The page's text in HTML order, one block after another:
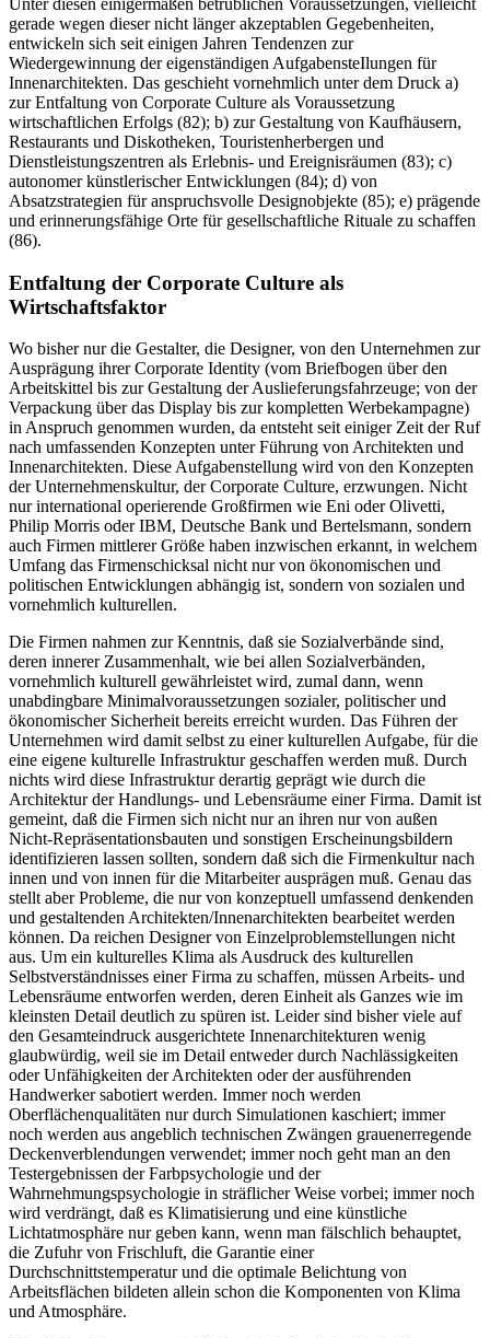
gerade wegen dieser nicht länger akzeptablen Gegebenheiten,
entwickeln sich seit einigen Jahren Tendenzen zur
Wiedergewinnung der eigenständigen AufgabensteIlungen für
Innenarchitekten. Das geschieht vornehmlich unter dem Druck a)
zur Entfaltung von Corporate Culture als Voraussetzung
wirtschaftlichen Erfolgs (82); b) zur Gestaltung von Kaufhäusern,
Restaurants und Diskotheken, Touristenherbergen und
Dienstleistungszentren als Erlebnis- und Ereignisräumen (83); c)
autonomer künstlerischer Entwicklungen (84); d) von
Absatzstrategien für anspruchsvolle Designobjekte (85); e) prägende
und erinnerungsfähige Orte für gesellschaftliche Rituale zu schaffen
(86).
Entfaltung der Corporate Culture als
Wirtschaftsfaktor
Wo bisher nur die Gestalter, die Designer, von den Unternehmen zur
Ausprägung ihrer Corporate Identity (vom Briefbogen über den
Arbeitskittel bis zur Gestaltung der Auslieferungsfahrzeuge; von der
Verpackung über das Display bis zur kompletten Werbekampagne)
in Anspruch genommen wurden, da entsteht seit einiger Zeit der Ruf
nach umfassenden Konzepten unter Führung von Architekten und
Innenarchitekten. Diese Aufgabenstellung wird von den Konzepten
der Unternehmenskultur, der Corporate Culture, erzwungen. Nicht
nur international operierende Großfirmen wie Eni oder Olivetti,
Philip Morris oder IBM, Deutsche Bank und Bertelsmann, sondern
auch Firmen mittlerer Größe haben inzwischen erkannt, in welchem
Umfang das Firmenschicksal nicht nur von ökonomischen und
politischen Entwicklungen abhängig ist, sondern von sozialen und
vornehmlich kulturellen.
Die Firmen nahmen zur Kenntnis, daß sie Sozialverbände sind,
deren innerer Zusammenhalt, wie bei allen Sozialverbänden,
vornehmlich kulturell gewährleistet wird, zumal dann, wenn
unabdingbare Minimalvoraussetzungen sozialer, politischer und
ökonomischer Sicherheit bereits erreicht wurden. Das Führen der
Unternehmen wird damit selbst zu einer kulturellen Aufgabe, für die
eine eigene kulturelle Infrastruktur geschaffen werden muß. Durch
nichts wird diese Infrastruktur derartig geprägt wie durch die
Architektur der Handlungs- und Lebensräume einer Firma. Damit ist
gemeint, daß die Firmen sich nicht nur an ihren nur von außen
Nicht-Repräsentationsbauten und sonstigen Erscheinungsbildern
identifizieren lassen sollten, sondern daß sich die Firmenkultur nach
innen und von innen für die Mitarbeiter ausprägen muß. Genau das
stellt aber Probleme, die nur von konzeptuell umfassend denkenden
und gestaltenden Architekten/Innenarchitekten bearbeitet werden
können. Da reichen Designer von Einzelproblemstellungen nicht
aus. Um ein kulturelles Klima als Ausdruck des kulturellen
Selbstverständnisses einer Firma zu schaffen, müssen Arbeits- und
Lebensräume entworfen werden, deren Einheit als Ganzes wie im
kleinsten Detail deutlich zu spüren ist. Leider sind bisher viele auf
den Gesamteindruck ausgerichtete Innenarchitekturen wenig
glaubwürdig, weil sie im Detail entweder durch Nachlässigkeiten
oder Unfähigkeiten der Architekten oder der ausführenden
Handwerker sabotiert werden. Immer noch werden
Oberflächenqualitäten nur durch Simulationen kaschiert; immer
noch werden aus angeblich technischen Zwängen grauenerregende
Deckenverblendungen verwendet; immer noch geht man an den
Testergebnissen der Farbpsychologie und der
Wahrnehmungspsychologie in sträflicher Weise vorbei; immer noch
wird verdrängt, daß es Klimatisierung und eine künstliche
Lichtatmosphäre nur geben kann, wenn man fälschlich behauptet,
die Zufuhr von Frischluft, die Garantie einer
Durchschnittstemperatur und die optimale Belichtung von
Arbeitsflächen bildeten allein schon die Komponenten von Klima
und Atmosphäre.